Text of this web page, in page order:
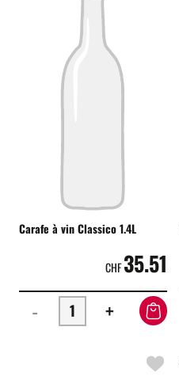
Carafe à vin Classico 1.4L
CHF35.51
-
+